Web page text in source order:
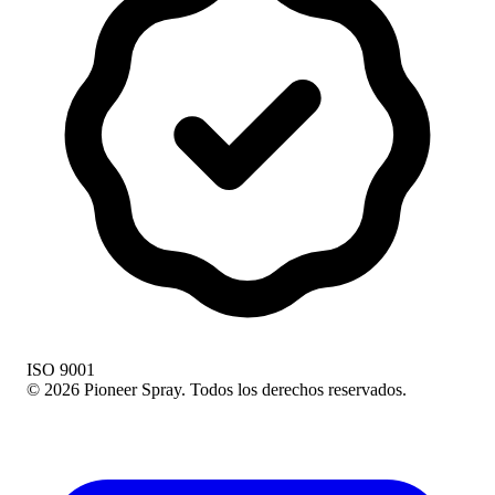
ISO 9001
© 2026 Pioneer Spray. Todos los derechos reservados.